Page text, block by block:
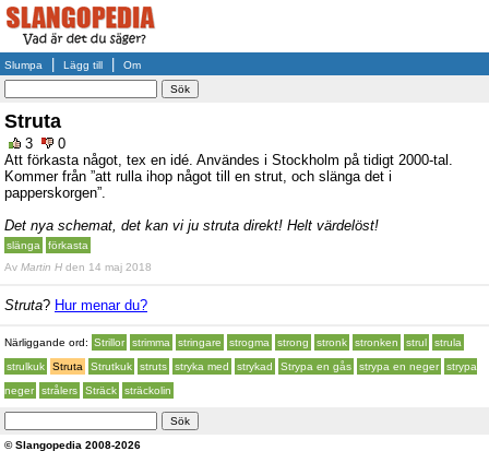
Slumpa Lägg till Om
Struta
3
0
Att förkasta något, tex en idé. Användes i Stockholm på tidigt 2000-tal.
Kommer från ”att rulla ihop något till en strut, och slänga det i
papperskorgen”.
Det nya schemat, det kan vi ju struta direkt! Helt värdelöst!
slänga
förkasta
Av Martin H den 14 maj 2018
Struta? Hur menar du?
Närliggande ord: Strillor strimma stringare strogma strong stronk stronken strul
strula
strulkuk
Struta Strutkuk struts stryka med strykad Strypa en gås strypa en neger
strypa
neger
strålers Sträck sträckolin
© Slangopedia 2008-2026